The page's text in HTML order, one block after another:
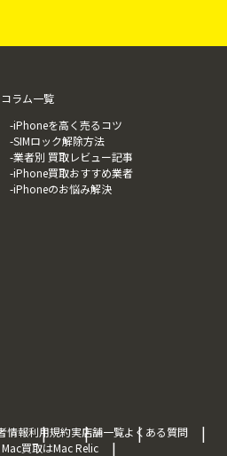
コラム一覧
-iPhoneを高く売るコツ
-SIMロック解除方法
-業者別 買取レビュー記事
-iPhone買取おすすめ業者
-iPhoneのお悩み解決
情報利用規約実店舗一覧よくある質問
Mac買取はMac Relic